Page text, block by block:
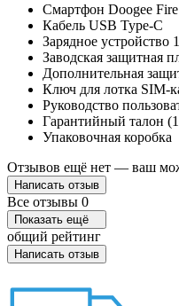
Смартфон Doogee
Кабель USB Type-C
Зарядное устройство
Заводская защитная
Дополнительная
Ключ для лотка SIM-
Руководство
Гарантийный талон
Упаковочная коробка
Отзывов ещё нет — ваш
Написать отзыв
Все отзывы 0
Показать ещё
общий рейтинг
Написать отзыв